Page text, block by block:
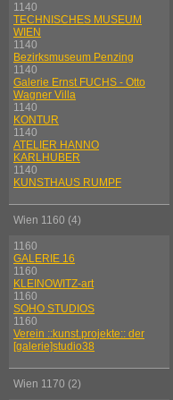
1140
TECHNISCHES MUSEUM
WIEN
1140
Bezirksmuseum Penzing
1140
Galerie Ernst FUCHS - Otto
Wagner Villa
1140
KONTUR
1140
ATELIER HANNO
KARLHUBER
1140
KUNSTHAUS RUMPF
Wien 1160 (4)
1160
GALERIE 16
1160
KLEINOWITZ-art
1160
SOHO STUDIOS
1160
Verein ::kunst.projekte:: der
[galerie]studio38
Wien 1170 (2)